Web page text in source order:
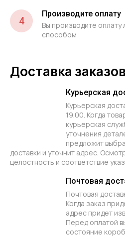
4
Производите оплату
Вы производите
способом
Доставка заказов
Курьерская
Курьерская
19.00. Когда
курьерская
уточнения
предложит
доставки и уточнит адрес.
целостность и соответствие
Почтовая
Почтовая
Когда заказ
адрес придет
Перед оплатой
состояние